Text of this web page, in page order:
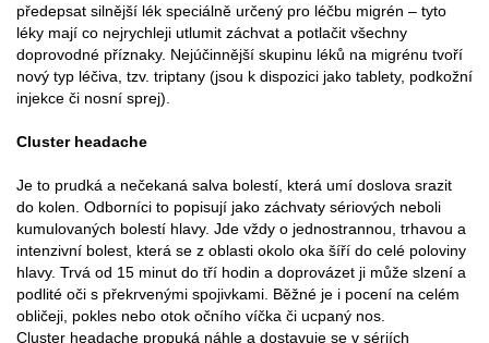
předepsat silnější lék speciálně určený pro léčbu migrén – tyto
léky mají co nejrychleji utlumit záchvat a potlačit všechny
doprovodné příznaky. Nejúčinnější skupinu léků na migrénu tvoří
nový typ léčiva, tzv. triptany (jsou k dispozici jako tablety, podkožní
injekce či nosní sprej).
Cluster headache
Je to prudká a nečekaná salva bolestí, která umí doslova srazit
do kolen. Odborníci to popisují jako záchvaty sériových neboli
kumulovaných bolestí hlavy. Jde vždy o jednostrannou, trhavou a
intenzivní bolest, která se z oblasti okolo oka šíří do celé poloviny
hlavy. Trvá od 15 minut do tří hodin a doprovázet ji může slzení a
podlité oči s překrvenými spojivkami. Běžné je i pocení na celém
obličeji, pokles nebo otok očního víčka či ucpaný nos.
Cluster headache propuká náhle a dostavuje se v sériích